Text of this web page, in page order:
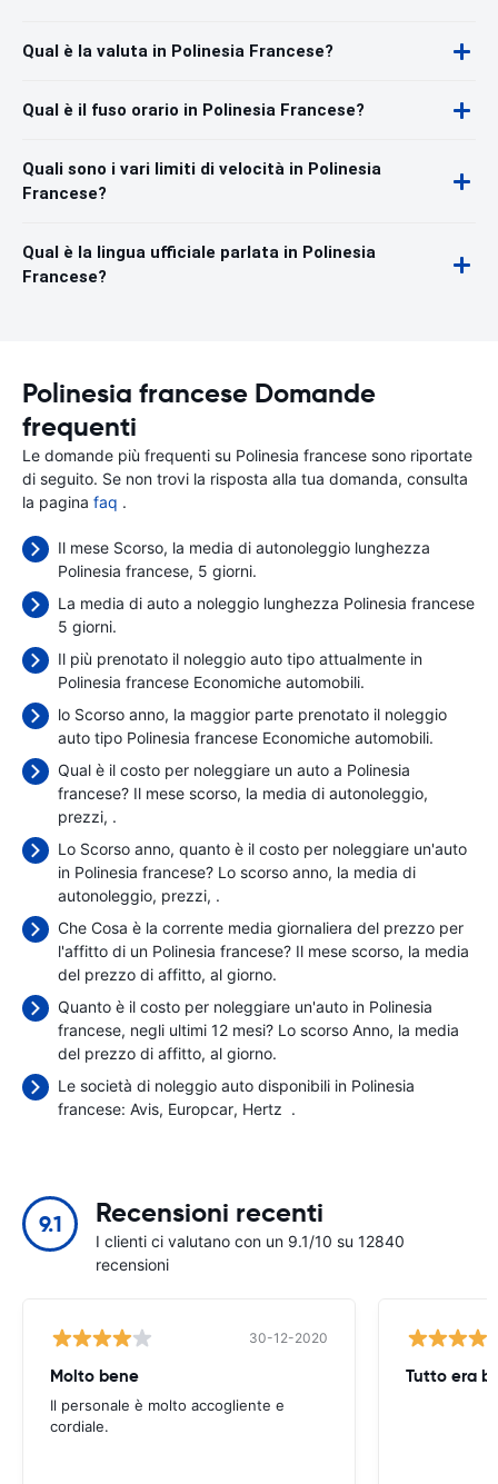
Qual è la valuta in Polinesia Francese?
Qual è il fuso orario in Polinesia Francese?
Quali sono i vari limiti di velocità in Polinesia
Francese?
Qual è la lingua ufficiale parlata in Polinesia
Francese?
Polinesia francese Domande
frequenti
Le domande più frequenti su Polinesia francese sono riportate
di seguito. Se non trovi la risposta alla tua domanda, consulta
la pagina faq .
Il mese Scorso, la media di autonoleggio lunghezza
Polinesia francese, 5 giorni.
La media di auto a noleggio lunghezza Polinesia francese
5 giorni.
Il più prenotato il noleggio auto tipo attualmente in
Polinesia francese Economiche automobili.
lo Scorso anno, la maggior parte prenotato il noleggio
auto tipo Polinesia francese Economiche automobili.
Qual è il costo per noleggiare un auto a Polinesia
francese? Il mese scorso, la media di autonoleggio,
prezzi, .
Lo Scorso anno, quanto è il costo per noleggiare un'auto
in Polinesia francese? Lo scorso anno, la media di
autonoleggio, prezzi, .
Che Cosa è la corrente media giornaliera del prezzo per
l'affitto di un Polinesia francese? Il mese scorso, la media
del prezzo di affitto, al giorno.
Quanto è il costo per noleggiare un'auto in Polinesia
francese, negli ultimi 12 mesi? Lo scorso Anno, la media
del prezzo di affitto, al giorno.
Le società di noleggio auto disponibili in Polinesia
francese: Avis Europcar Hertz .
9.1 Recensioni recenti
I clienti ci valutano con un 9.1/10 su 12840
recensioni
30-12-2020
Molto bene
Il personale è molto accogliente e
cordiale.
Tutto era